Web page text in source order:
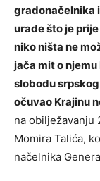
gradonačelnika
urade što je
niko ništa ne
jača mit o
slobodu
očuvao Krajinu
na
Momira Talića,
načelnika